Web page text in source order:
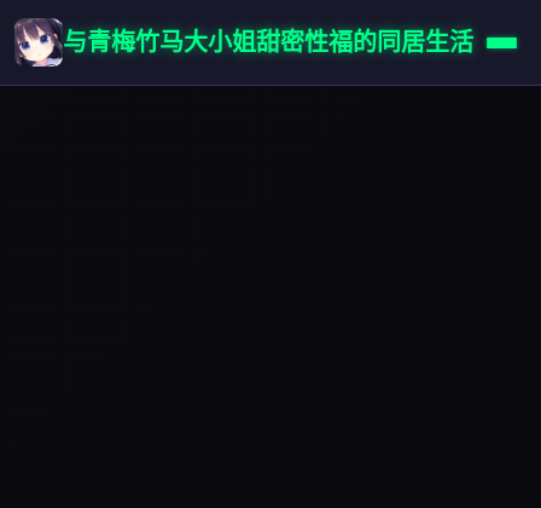
与青梅竹马大小姐甜密性福的同居生活